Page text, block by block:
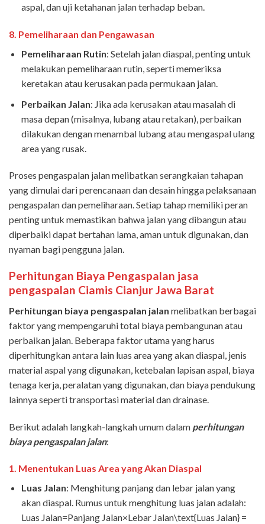
aspal, dan uji ketahanan jalan terhadap beban.
8. Pemeliharaan dan Pengawasan
Pemeliharaan Rutin: Setelah jalan diaspal, penting untuk
melakukan pemeliharaan rutin, seperti memeriksa
keretakan atau kerusakan pada permukaan jalan.
Perbaikan Jalan: Jika ada kerusakan atau masalah di
masa depan (misalnya, lubang atau retakan), perbaikan
dilakukan dengan menambal lubang atau mengaspal ulang
area yang rusak.
Proses pengaspalan jalan melibatkan serangkaian tahapan
yang dimulai dari perencanaan dan desain hingga pelaksanaan
pengaspalan dan pemeliharaan. Setiap tahap memiliki peran
penting untuk memastikan bahwa jalan yang dibangun atau
diperbaiki dapat bertahan lama, aman untuk digunakan, dan
nyaman bagi pengguna jalan.
Perhitungan Biaya Pengaspalan jasa
pengaspalan Ciamis CianjurJawa Barat
Perhitungan biaya pengaspalan jalan melibatkan berbagai
faktor yang mempengaruhi total biaya pembangunan atau
perbaikan jalan. Beberapa faktor utama yang harus
diperhitungkan antara lain luas area yang akan diaspal, jenis
material aspal yang digunakan, ketebalan lapisan aspal, biaya
tenaga kerja, peralatan yang digunakan, dan biaya pendukung
lainnya seperti transportasi material dan drainase.
Berikut adalah langkah-langkah umum dalam perhitungan
biaya pengaspalan jalan:
1. Menentukan Luas Area yang Akan Diaspal
Luas Jalan: Menghitung panjang dan lebar jalan yang
akan diaspal. Rumus untuk menghitung luas jalan adalah:
Luas Jalan=Panjang Jalan×Lebar Jalan\text{Luas Jalan} =